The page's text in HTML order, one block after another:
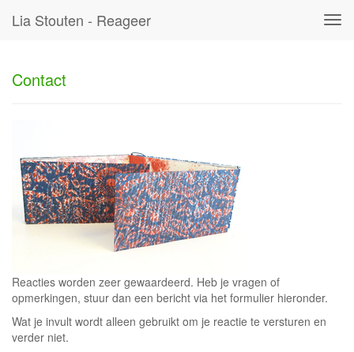
Lia Stouten - Reageer
Contact
Reacties worden zeer gewaardeerd. Heb je vragen of
opmerkingen, stuur dan een bericht via het formulier hieronder.
Wat je invult wordt alleen gebruikt om je reactie te versturen en
verder niet.